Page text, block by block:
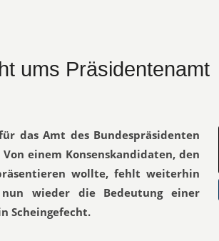
ums Präsidentenamt
das Amt des Bundespräsidenten
einem Konsenskandidaten, den
wollte, fehlt weiterhin
wieder die Bedeutung einer
Scheingefecht.